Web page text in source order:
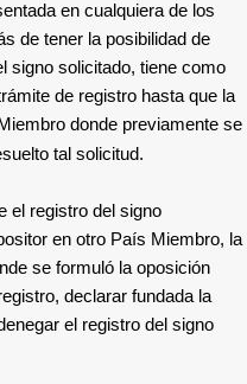
en cualquiera de los
de tener la posibilidad de
signo solicitado, tiene como
de registro hasta que la
donde previamente se
tal solicitud.
el registro del signo
en otro País Miembro, la
se formuló la oposición
declarar fundada la
el registro del signo